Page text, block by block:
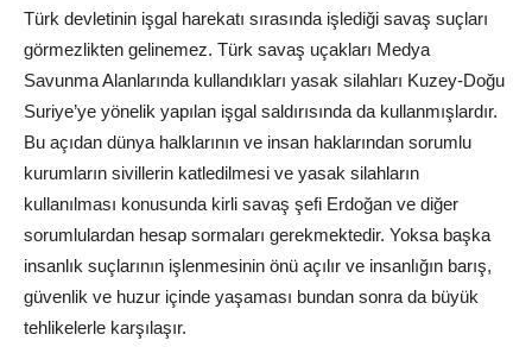
Türk devletinin işgal harekatı sırasında işlediği savaş suçları
görmezlikten gelinemez. Türk savaş uçakları Medya
Savunma Alanlarında kullandıkları yasak silahları Kuzey-Doğu
Suriye’ye yönelik yapılan işgal saldırısında da kullanmışlardır.
Bu açıdan dünya halklarının ve insan haklarından sorumlu
kurumların sivillerin katledilmesi ve yasak silahların
kullanılması konusunda kirli savaş şefi Erdoğan ve diğer
sorumlulardan hesap sormaları gerekmektedir. Yoksa başka
insanlık suçlarının işlenmesinin önü açılır ve insanlığın barış,
güvenlik ve huzur içinde yaşaması bundan sonra da büyük
tehlikelerle karşılaşır.